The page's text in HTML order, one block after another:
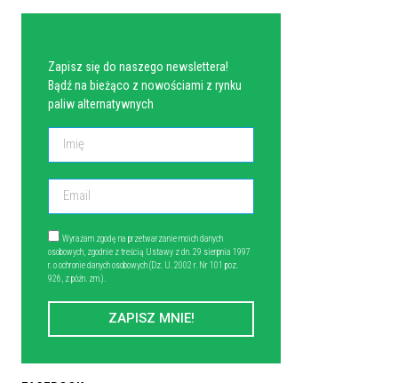
Zapisz się do naszego newslettera!
Bądź na bieżąco z nowościami z rynku
paliw alternatywnych
Wyrażam zgodę na przetwarzanie moich danych
osobowych, zgodnie z treścią Ustawy z dn. 29 sierpnia 1997
r. o ochronie danych osobowych (Dz. U. 2002 r. Nr 101 poz.
926, z późn. zm.).
ZAPISZ MNIE!